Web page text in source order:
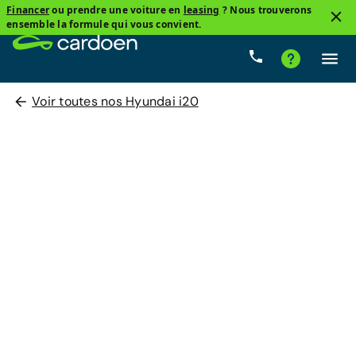
Financerou prendre une voiture en leasing ? Nous trouverons
ensemble la formule qui vous convient.
Voir toutes nos Hyundai i20